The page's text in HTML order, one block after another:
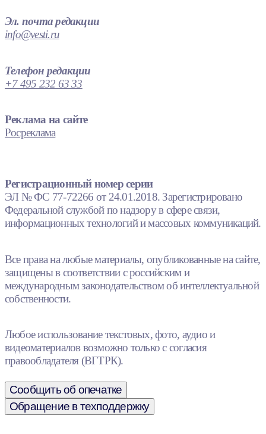
Эл. почта редакции
info@vesti.ru
Телефон редакции
+7 495 232 63 33
Реклама на сайте
Росреклама
Регистрационный номер серии
ЭЛ № ФС 77-72266 от 24.01.2018. Зарегистрировано
Федеральной службой по надзору в сфере связи,
информационных технологий и массовых коммуникаций.
Все права на любые материалы, опубликованные на сайте,
защищены в соответствии с российским и
международным законодательством об интеллектуальной
собственности.
Любое использование текстовых, фото, аудио и
видеоматериалов возможно только с согласия
правообладателя (ВГТРК).
Сообщить об опечатке
Обращение в техподдержку